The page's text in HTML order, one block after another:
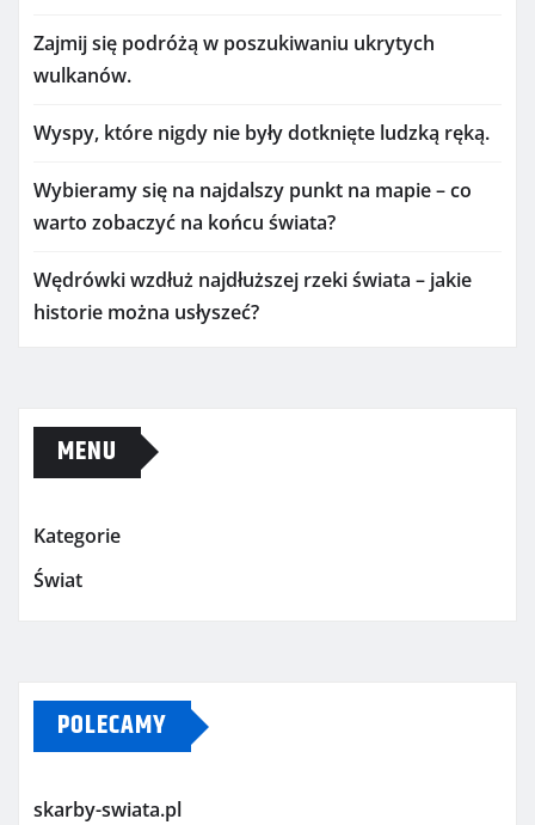
Zajmij się podróżą w poszukiwaniu ukrytych
wulkanów.
Wyspy, które nigdy nie były dotknięte ludzką ręką.
Wybieramy się na najdalszy punkt na mapie – co
warto zobaczyć na końcu świata?
Wędrówki wzdłuż najdłuższej rzeki świata – jakie
historie można usłyszeć?
MENU
Kategorie
Świat
POLECAMY
skarby-swiata.pl